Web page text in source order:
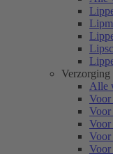
Verzorging
Alle
Voor
Voor
Voor
Voor
Voor